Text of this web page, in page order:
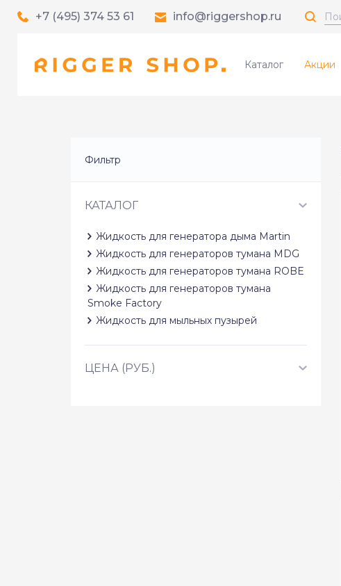
+7 (495) 374 53 61 info@riggershop.ru
Каталог Акции
Фильтр
КАТАЛОГ
Жидкость для генератора дыма Martin
Жидкость для генераторов тумана MDG
Жидкость для генераторов тумана ROBE
Жидкость для генераторов тумана
Smoke Factory
Жидкость для мыльных пузырей
ЦЕНА (РУБ.)